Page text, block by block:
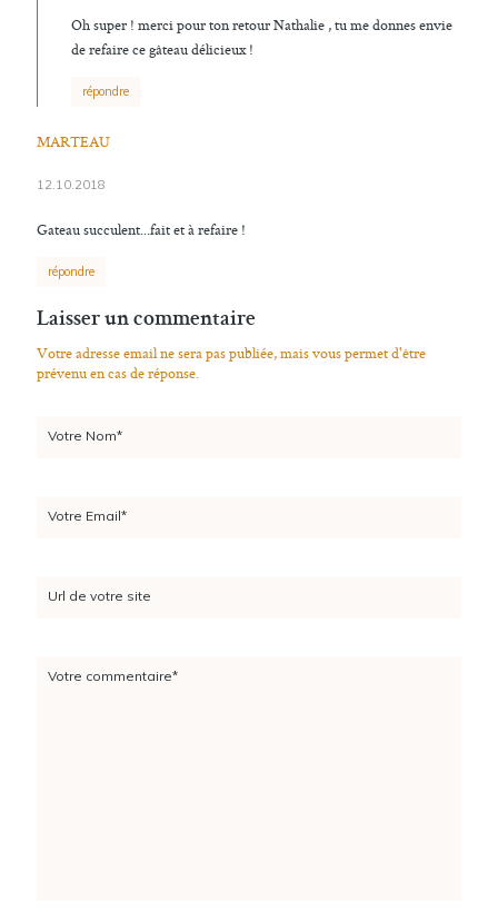
Oh super ! merci pour ton retour Nathalie , tu me donnes envie
de refaire ce gâteau délicieux !
répondre
MARTEAU
12.10.2018
Gateau succulent...fait et à refaire !
répondre
Laisser un commentaire
Votre adresse email ne sera pas publiée, mais vous permet d'être
prévenu en cas de réponse.
Votre Nom*
Votre Email*
Url de votre site
Votre commentaire*